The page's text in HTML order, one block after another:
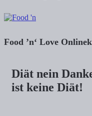
Food ’n‘ Love
Diät nein
ist keine Diät!